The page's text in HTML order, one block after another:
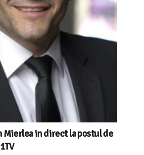
Mierlea in direct la postul de